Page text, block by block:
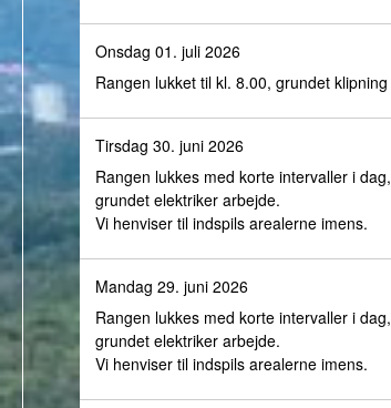
Onsdag 01. juli 2026
Rangen lukket til kl. 8.00, grundet klipning
Tirsdag 30. juni 2026
Rangen lukkes med korte intervaller i dag,
grundet elektriker arbejde.
Vi henviser til indspils arealerne imens.
Mandag 29. juni 2026
Rangen lukkes med korte intervaller i dag,
grundet elektriker arbejde.
Vi henviser til indspils arealerne imens.